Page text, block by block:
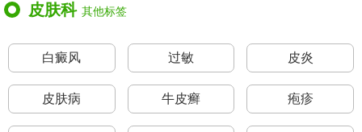
皮肤科 其他标签
白癜风 过敏 皮炎
皮肤病 牛皮癣 疱疹